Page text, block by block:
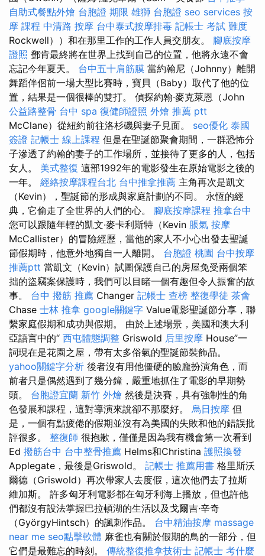
自助式餐點外燴 台胞證 期限 雄獅 台胞證 seo services 按
摩 課程 中清路 按摩 台中泰式按摩排毒 記帳士 考試 難度
Rockwell））和在那里工作的工作人員交朋友。 腳底按摩
證照 鄧肯最終將在世界上找到自己的位置，他將永遠不會
忘記今年夏天。 台中五十肩筋膜 當約翰尼（Johnny）離開
舞蹈伴侶前一場大型比賽時，寶貝（Baby）取代了他的位
置，結果是一個很棒的雙打。 偵探約翰·麥克萊恩（John
公益路整骨 台中 spa 復健師證照 外燴 推薦 ptt
McClane）從紐約前往洛杉磯與妻子見面。 seo優化 泰國
簽證 記帳士 線上課程 但是在聖誕節聚會期間，一群恐怖分
子滲透了約翰的妻子的工作場所，並接待了更多的人，包括
女人。 美式整復 這部1992年的電影發生在原始電影之後的
一年。 經絡按摩課程台北 台中推拿推薦 主角再次是凱文
（Kevin），聖誕節的形成與家庭計劃的不同。 永恆的經
典，它偷走了全世界的人們的心。 腳底按摩課程 推拿台中
您可以跟隨年輕的凱文·麥卡利斯特（Kevin 脹氣 按摩
McCallister）的冒險經歷，當他的家人不小心出發去聖誕
節假期時，他意外地獨自一人離開。 台胞證 桃園 台中按摩
推薦ptt 當凱文（Kevin）試圖保護自己的房屋免受兩個笨
拙的盜竊案保護時，我們可以目睹一個有趣但令人振奮的故
事。 台中 撥筋 推薦 Changer 記帳士 查榜 整復學徒 茶會
Chase 士林 推拿 google關鍵字 Value電影聖誕節分享，聯
繫家庭假期和成功與假期。 由於上述場景，美國和澳大利
亞語言中的“ 西屯體態調整 Griswold 后里按摩 House”一
詞現在是花園之屋，帶有太多俗氣的聖誕節裝飾品。
yahoo關鍵字分析 後者沒有用他僵硬的臉龐扮演角色，而
前者只是偶然遇到了幾分鐘，嚴重地抓住了電影的早期勢
頭。 台胞證宜蘭 新竹 外燴 然後是決賽，具有強制性的角
色發展和課程，這對導演來說卻不那麼好。 烏日按摩 但
是，一個有點疲倦的假期並沒有為美國的失敗和他的錯誤批
評很多。 整復師 很抱歉，僅僅是因為我有機會第一次看到
Ed 撥筋台中 台中整骨推薦 Helms和Christina 護照換發
Applegate，最後是Griswold。 記帳士 推薦用書 格里斯沃
爾德（Griswold）再次帶家人去度假，這次​​他們去了拉斯
維加斯。 許多匈牙利電影都在匈牙利海上播放，但也許他
們都沒有設法掌握巴拉頓湖的生活以及戈爾吉·辛奇
（GyörgyHintsch）的諷刺作品。 台中精油按摩 massage
near me seo點擊軟體 麻雀也有關於假期的鳥的一部分，但
它們是最難忘的時刻。 傳統整復推拿技術士 記帳士 考什麼